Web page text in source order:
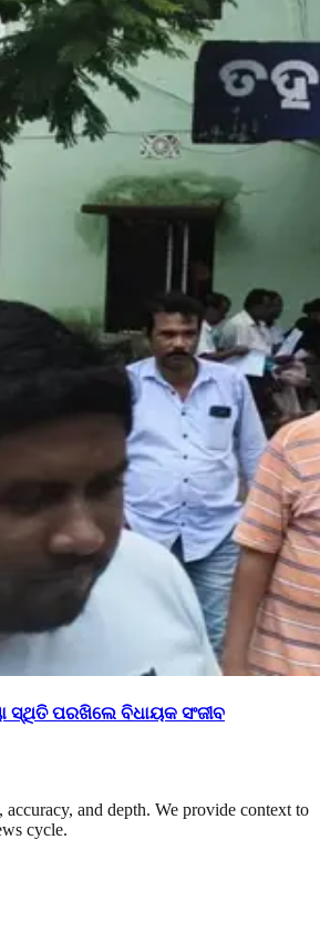
ସ୍ଥିତି ପରଖିଲେ ବିଧାୟକ ସଂଜୀବ
and depth. We provide context to
cycle.